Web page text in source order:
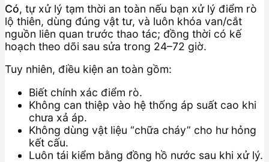
Có, tự xử lý tạm thời an toàn nếu bạn xử lý điểm rò
lộ thiên, dùng đúng vật tư, và luôn khóa van/cắt
nguồn liên quan trước thao tác; đồng thời có kế
hoạch theo dõi sau sửa trong 24–72 giờ.
Tuy nhiên, điều kiện an toàn gồm:
Biết chính xác điểm rò.
Không can thiệp vào hệ thống áp suất cao khi
chưa xả áp.
Không dùng vật liệu “chữa cháy” cho hư hỏng
kết cấu.
Luôn tái kiểm bằng đồng hồ nước sau khi xử lý.